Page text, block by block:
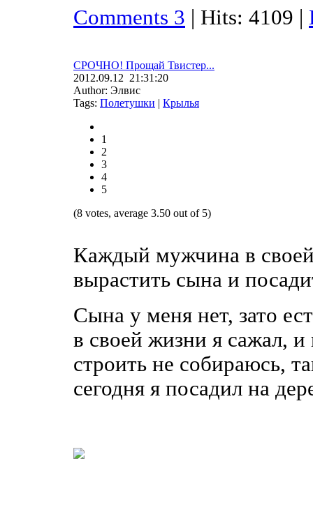
Comments 3 | Hits: 4109 |
СРОЧНО! Прощай Твистер...
2012.09.12 21:31:20
Author: Элвис
Tags: Полетушки | Крылья
1
2
3
4
5
(8 votes, average 3.50 out of 5)
Каждый мужчина в
вырастить сына и
Сына у меня нет, зато
в своей жизни я сажал,
строить не собираюсь,
сегодня я посадил на